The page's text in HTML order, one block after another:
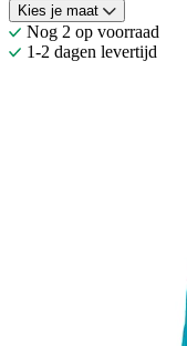
Kies je maat
Nog 2 op voorraad
1-2 dagen levertijd